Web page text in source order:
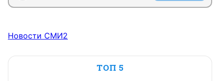
Новости СМИ2
ТОП 5